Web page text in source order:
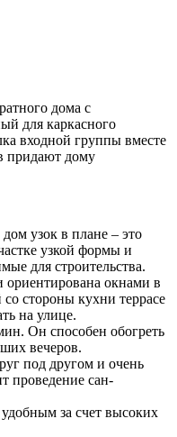
дома с
для каркасного
входной группы вместе
придают дому
узок в плане – это
узкой формы и
для строительства.
окнами в
стороны кухни террасе
на улице.
Он способен обогреть
вечеров.
под другом и очень
проведение сан-
за счет высоких